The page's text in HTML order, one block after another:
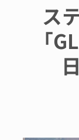
ス
「